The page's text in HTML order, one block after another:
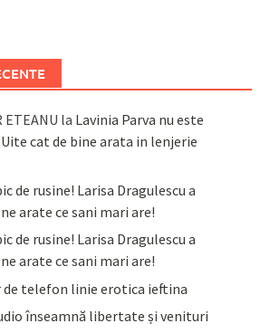
ETEANU la Lavinia Parva nu este
cat de bine arata in lenjerie
de rusine! Larisa Dragulescu a
arate ce sani mari are!
de rusine! Larisa Dragulescu a
arate ce sani mari are!
de telefon linie erotica ieftina
înseamnă libertate și venituri